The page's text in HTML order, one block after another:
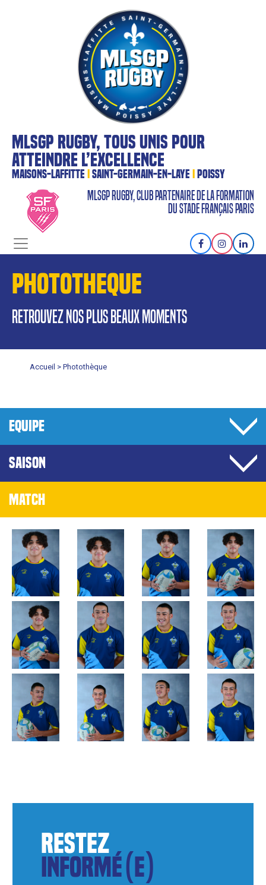
MLSGP RUGBY, TOUS UNIS POUR
ATTEINDRE L’EXCELLENCE
MAISONS-LAFFITTE SAINT-GERMAIN-EN-LAYE POISSY
MLSGP RUGBY, CLUB PARTENAIRE DE LA FORMATION
DU STADE FRANÇAIS PARIS
PHOTOTHEQUE
retrouvez nos plus beaux moments
Accueil > Photothèque
EQUIPE
SAISON
MATCH
restez
informé(e)